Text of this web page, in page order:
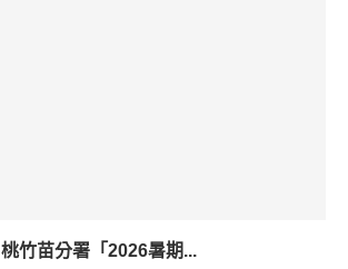
桃竹苗分署「2026暑期...